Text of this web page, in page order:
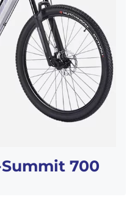
700